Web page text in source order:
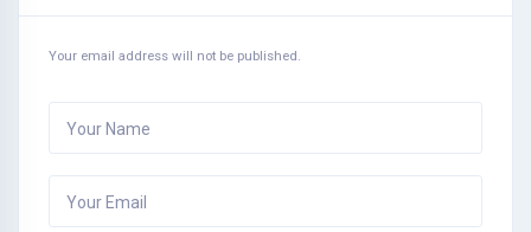
Your email address will not be published.
Your Name
Your Email